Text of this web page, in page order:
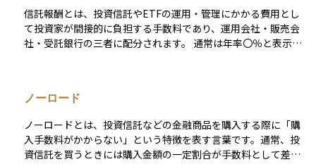
信託報酬とは、投資信託やETFの運用・管理にかかる費用とし
て投資家が間接的に負担する手数料であり、運用会社・販売会
社・受託銀行の三者に配分されます。 通常は年率〇％と表示さ
も信託報酬は必ず差し引かれ、長期にわたる複利効果を目減り
させる“見えないコスト”として意識されます。 販売時に一度だ
け負担する販売手数料や、法定監査報酬などと異なり、信託報
酬は保有期間中ずっと発生するランニングコストです。 実際に
ノーロード
ノーロードとは、投資信託などの金融商品を購入する際に「購
入手数料がかからない」という特徴を表す言葉です。通常、投
資信託を買うときには購入金額の一定割合が手数料として差し